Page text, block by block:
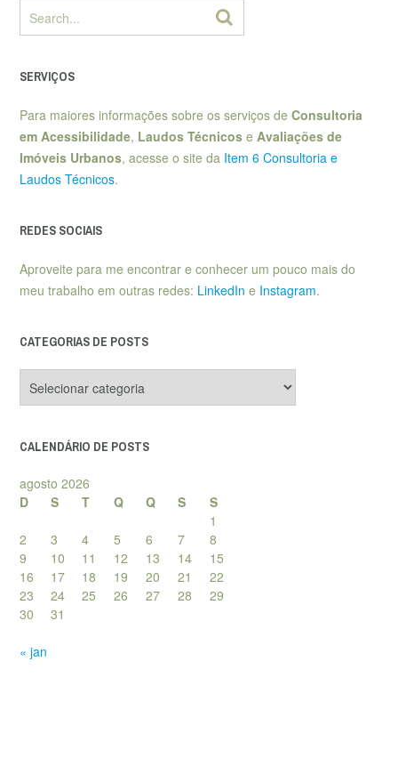
SERVIÇOS
Para maiores informações sobre os serviços de Consultoria
em Acessibilidade, Laudos Técnicos e Avaliações de
Imóveis Urbanos, acesse o site da Item 6 Consultoria e
Laudos Técnicos.
REDES SOCIAIS
Aproveite para me encontrar e conhecer um pouco mais do
meu trabalho em outras redes: LinkedIn e Instagram.
CATEGORIAS DE POSTS
de
CALENDÁRIO DE POSTS
agosto 2026
D
S T Q Q S
S
1
2
3 4 5 6 7
8
9
10 11 12 13 14
15
16
17 18 19 20 21
22
23
24 25 26 27 28
29
30
31
« jan